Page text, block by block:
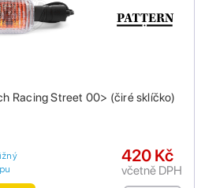
Racing Street 00> (čiré sklíčko)
420 Kč
včetně DPH